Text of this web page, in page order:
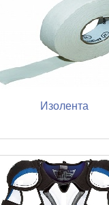
Изолента